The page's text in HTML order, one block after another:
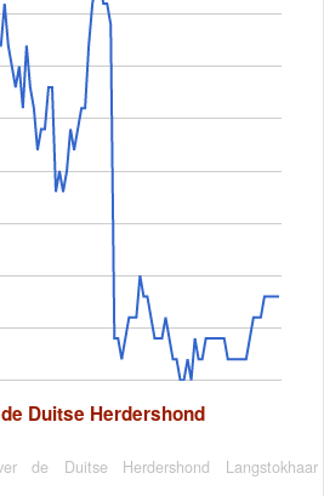
Duitse Herdershond
de Duitse Herdershond Langstokhaar